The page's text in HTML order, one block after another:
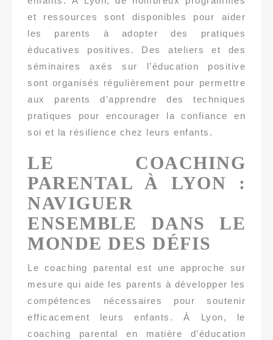
et ressources sont disponibles pour aider
les parents à adopter des pratiques
éducatives positives. Des ateliers et des
séminaires axés sur l’éducation positive
sont organisés régulièrement pour permettre
aux parents d’apprendre des techniques
pratiques pour encourager la confiance en
soi et la résilience chez leurs enfants.
LE COACHING
PARENTAL À LYON :
NAVIGUER
ENSEMBLE DANS LE
MONDE DES DÉFIS
Le coaching parental est une approche sur
mesure qui aide les parents à développer les
compétences nécessaires pour soutenir
efficacement leurs enfants. À Lyon, le
coaching parental en matière d’éducation